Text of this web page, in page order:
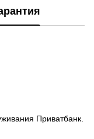
Приватбанк.